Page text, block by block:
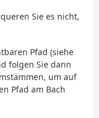
Sie es nicht,
Pfad (siehe
folgen Sie dann
um auf
Pfad am Bach